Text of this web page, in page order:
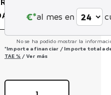
€*al mes en
No se ha podido mostrar la
*Importe a financiar / Importe total
TAE % / Ver más